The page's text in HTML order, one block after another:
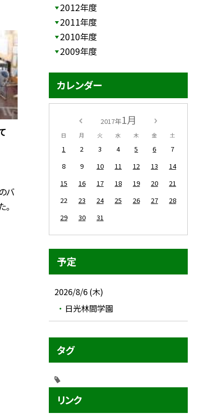
バ
2012年度
2011年度
2010年度
2009年度
カレンダー
2017年1月
日 月 火 水 木 金 土
1 2 3 4 5 6
7
8
9 10 11 12 13
14
15
16 17 18 19 20
21
22
23 24 25 26 27
28
29
30 31
予定
2026/8/6 (木)
日光林間学園
タグ
リンク